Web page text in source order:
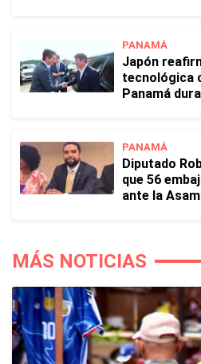
PANAMÁ
Japón
tecnológica
Panamá
PANAMÁ
Diputado
que 56
ante la
MÁS NOTICIAS